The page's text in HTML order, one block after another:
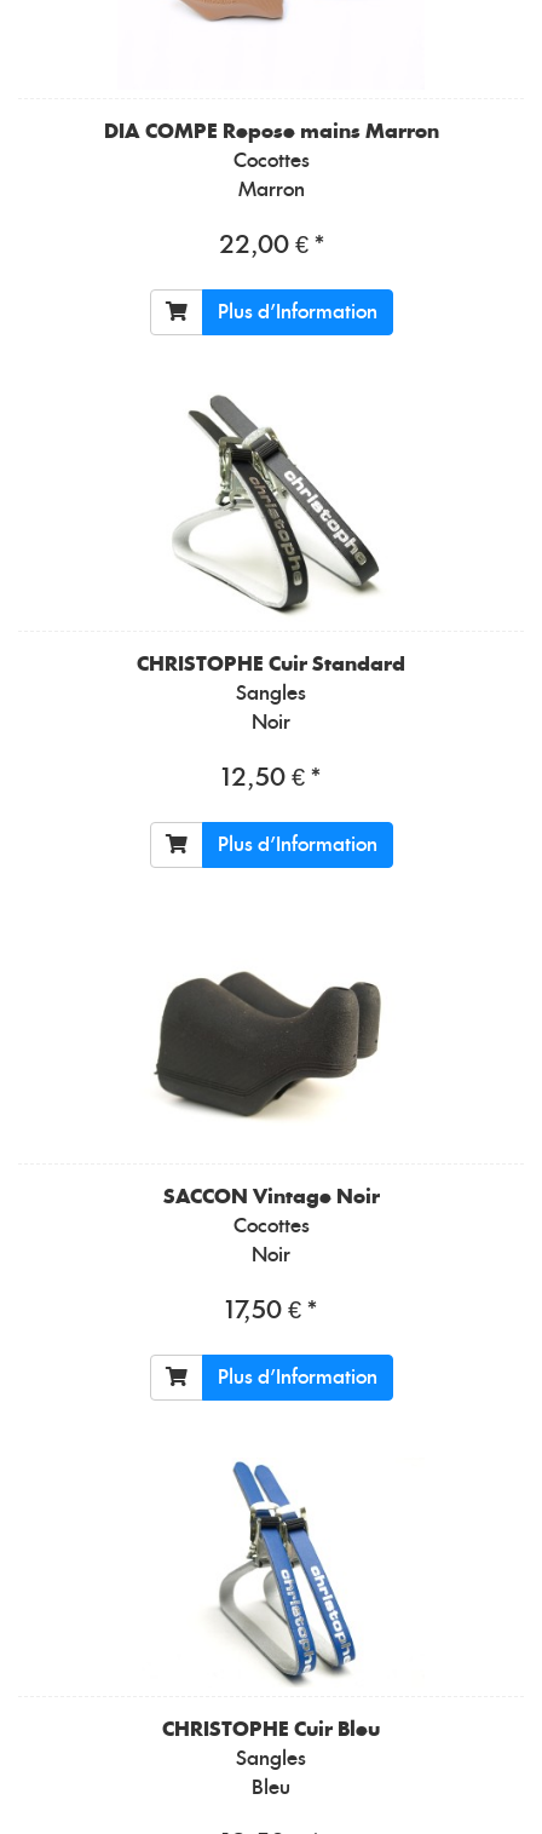
DIA COMPE Repose mains Marron
Cocottes
Marron
22,00 € *
Plus d'Information
CHRISTOPHE Cuir Standard
Sangles
Noir
12,50 € *
Plus d'Information
SACCON Vintage Noir
Cocottes
Noir
17,50 € *
Plus d'Information
CHRISTOPHE Cuir Bleu
Sangles
Bleu